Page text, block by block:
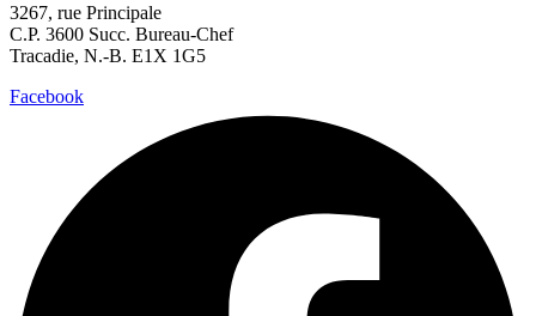
3267, rue Principale
C.P. 3600 Succ. Bureau-Chef
Tracadie, N.-B. E1X 1G5
Facebook